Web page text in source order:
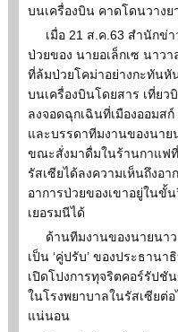
บนเครื่องบิน คาดโดนวางย
เมื่อ 21 ส.ค.63 สำนักข่
ป่วยของ นายอเล็กเซ นาว
ที่ล้มป่วยโคม่าอย่างกะทัน
บนเครื่องบินโดยสาร เที่ย
ลงจอดฉุกเฉินที่เมืองออมส
และบรรดาทีมงานของนาย
ขณะสั่งมาดื่มในร้านกาแฟ
รัสเซียได้ลงความเห็นถึงอ
อาการป่วยของเขาอยู่ในขั้
เยอรมนีได้
ด้านทีมงานของนายนา
เป็น ‘คู่ปรับ’ ของประธาน
เปิดโปงการทุจริตคอร์รัปชั
ในโรงพยาบาลในรัสเซียต่
แน่นอน